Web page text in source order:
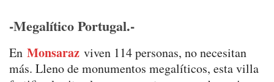
-Megalítico Portugal.-
En Monsaraz viven 114 personas, no necesitan
más. Lleno de monumentos megalíticos, esta villa